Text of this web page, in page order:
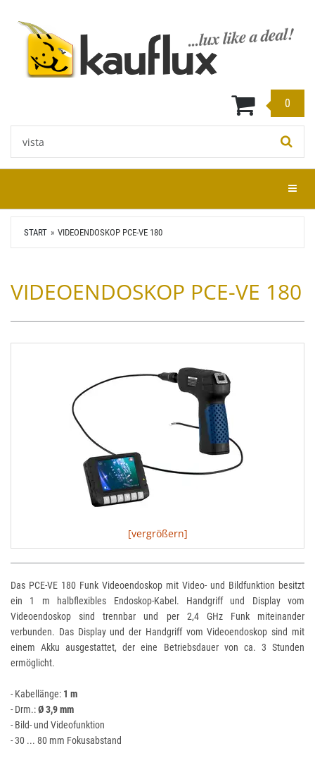
Hauptinhalt
springen
0
Menü
START VIDEOENDOSKOP PCE-VE 180
VIDEOENDOSKOP PCE-VE 180
[vergrößern]
Das PCE-VE 180 Funk Videoendoskop mit Video- und Bildfunktion besitzt
ein 1 m halbflexibles Endoskop-Kabel. Handgriff und Display vom
Videoendoskop sind trennbar und per 2,4 GHz Funk miteinander
verbunden. Das Display und der Handgriff vom Videoendoskop sind mit
einem Akku ausgestattet, der eine Betriebsdauer von ca. 3 Stunden
ermöglicht.
- Kabellänge: 1 m
- Drm.:Ø 3,9 mm
- Bild- und Videofunktion
- 30 ... 80 mm Fokusabstand